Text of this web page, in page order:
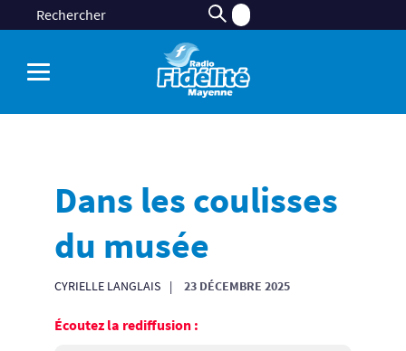
Dans les coulisses
du musée
CYRIELLE LANGLAIS 23 DÉCEMBRE 2025
Écoutez la rediffusion :